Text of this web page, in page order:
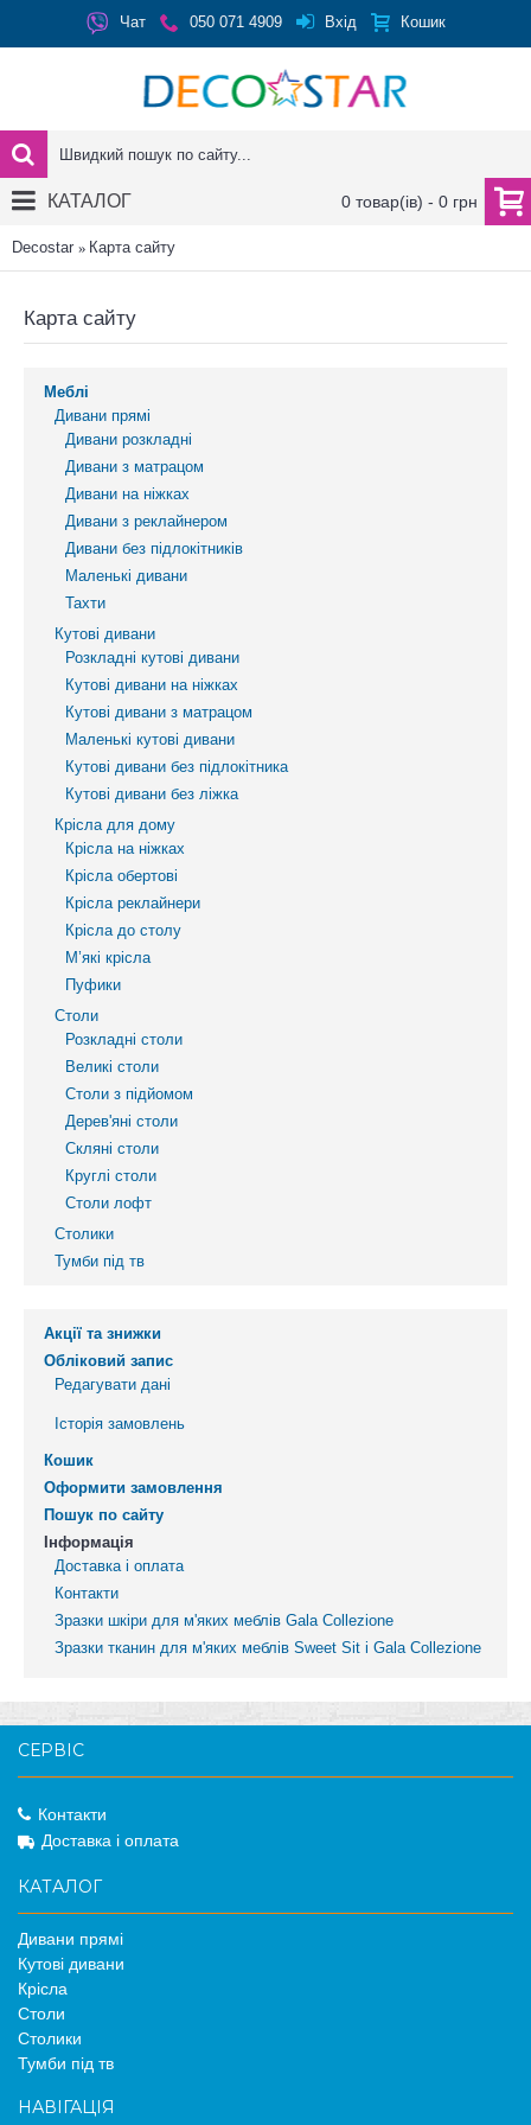
Чат 050 071 4909 Вхід Кошик
0 товар(ів) - 0 грн
КАТАЛОГ
Decostar Карта сайту
Карта сайту
Меблі
Дивани прямі
Дивани розкладні
Дивани з матрацом
Дивани на ніжках
Дивани з реклайнером
Дивани без підлокітників
Маленькі дивани
Тахти
Кутові дивани
Розкладні кутові дивани
Кутові дивани на ніжках
Кутові дивани з матрацом
Маленькі кутові дивани
Кутові дивани без підлокітника
Кутові дивани без ліжка
Крісла для дому
Крісла на ніжках
Крісла обертові
Крісла реклайнери
Крісла до столу
М’які крісла
Пуфики
Столи
Розкладні столи
Великі столи
Столи з підйомом
Дерев'яні столи
Скляні столи
Круглі столи
Столи лофт
Столики
Тумби під тв
Акції та знижки
Обліковий запис
Редагувати дані
Історія замовлень
Кошик
Оформити замовлення
Пошук по сайту
Інформація
Доставка і оплата
Контакти
Зразки шкіри для м'яких меблів Gala Collezione
Зразки тканин для м'яких меблів Sweet Sit і Gala Collezione
СЕРВІС
Контакти
Доставка і оплата
КАТАЛОГ
Дивани прямі
Кутові дивани
Крісла
Столи
Столики
Тумби під тв
НАВІГАЦІЯ